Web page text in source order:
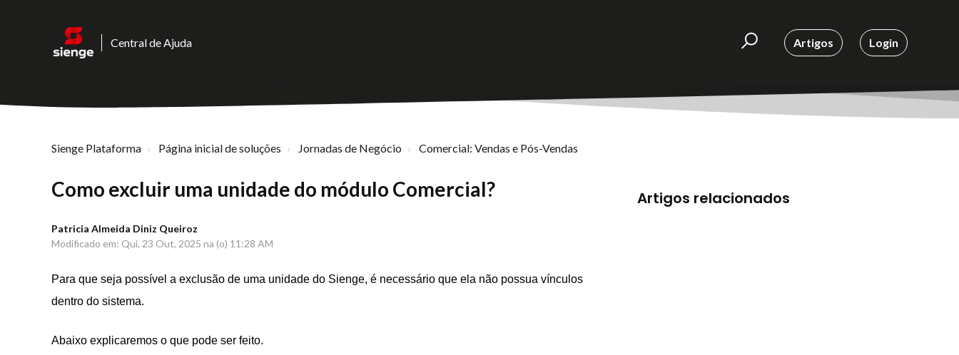
Central de Ajuda Artigos Login
Sienge Plataforma Página inicial de soluções Jornadas de Negócio Comercial: Vendas e Pós-Vendas
Como excluir uma unidade do módulo Comercial?
Patricia Almeida Diniz Queiroz
Modificado em: Qui, 23 Out, 2025 na (o) 11:28 AM
Para que seja possível a exclusão de uma unidade do Sienge, é necessário que ela não possua vínculos
dentro do sistema.
Abaixo explicaremos o que pode ser feito.
Artigos relacionados